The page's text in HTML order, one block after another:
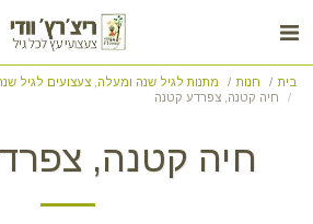
בית חנות
מתנות לגיל שנה ומעלה, צעצועים לגיל
חיה קטנה, צפרדע קטנה
חיה קטנה,